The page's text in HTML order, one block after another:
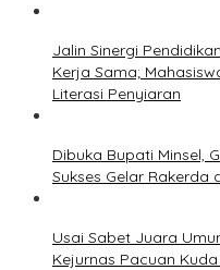
Jalin Sinergi
Kerja Sama;
Literasi Penyiaran
Dibuka Bupati Minsel,
Sukses Gelar Rakerda
Usai Sabet Juara
Kejurnas Pacuan